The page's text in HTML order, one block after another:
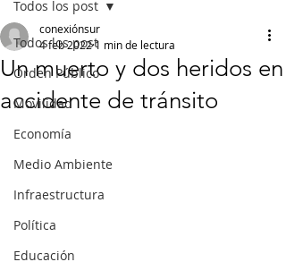
Todos los post
Orden Público
Movilidad
Economía
Medio Ambiente
Infraestructura
Política
Educación
Todos los post
Un muerto y dos heridos en
accidente de tránsito
conexiónsur
4 feb 20221 min de lectura